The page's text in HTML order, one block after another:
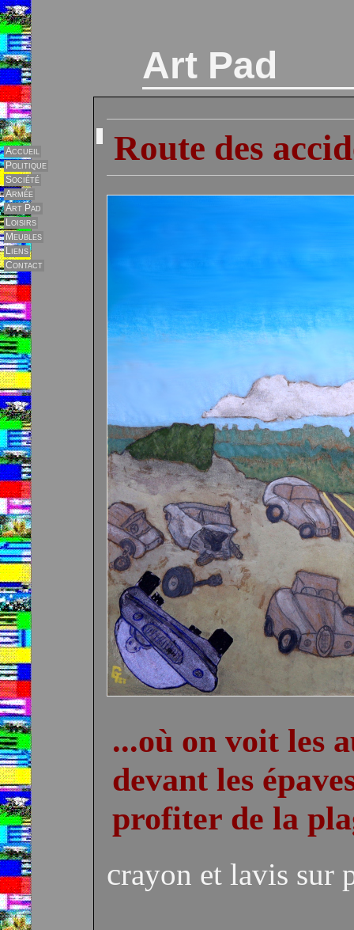
Art Pad
Route des
...où on voit les
devant les
profiter de la
crayon et lavis
Accueil
Politique
Société
Armée
Art Pad
Loisirs
Meubles
Liens
Contact